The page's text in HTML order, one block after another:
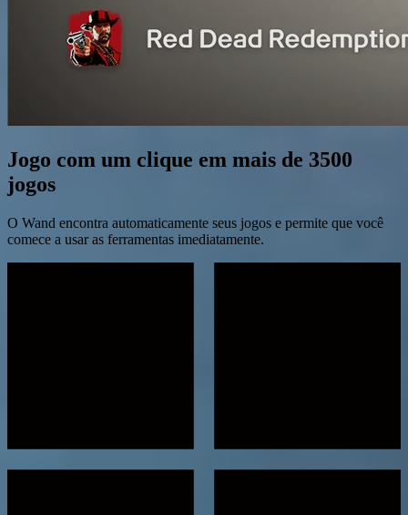
Jogo com um clique em mais de 3500
jogos
O Wand encontra automaticamente seus jogos e permite que você
comece a usar as ferramentas imediatamente.